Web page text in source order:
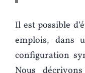
Il est possible
emplois, dans
configuration